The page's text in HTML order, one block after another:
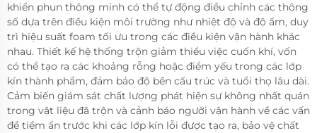
khiển phun thông minh có thể tự động điều chỉnh các thông
số dựa trên điều kiện môi trường như nhiệt độ và độ ẩm, duy
trì hiệu suất foam tối ưu trong các điều kiện vận hành khác
nhau. Thiết kế hệ thống trộn giảm thiểu việc cuốn khí, vốn
có thể tạo ra các khoảng rỗng hoặc điểm yếu trong các lớp
kín thành phẩm, đảm bảo độ bền cấu trúc và tuổi thọ lâu dài.
Cảm biến giám sát chất lượng phát hiện sự không nhất quán
trong vật liệu đã trộn và cảnh báo người vận hành về các vấn
đề tiềm ẩn trước khi các lớp kín lỗi được tạo ra, bảo vệ chất